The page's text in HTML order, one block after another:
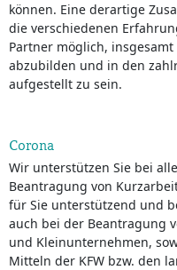
können. Eine derartige
die verschiedenen
Partner möglich,
abzubilden und in den
aufgestellt zu sein.
Corona
Wir unterstützen Sie bei
Beantragung von
für Sie unterstützend und
auch bei der Beantragung
und Kleinunternehmen,
Mitteln der KFW bzw. den